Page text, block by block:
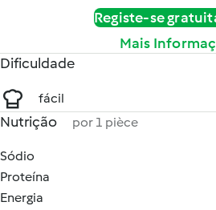
Registe-se
Mais
Dificuldade
fácil
Nutrição por 1 pièce
Sódio
Proteína
Energia